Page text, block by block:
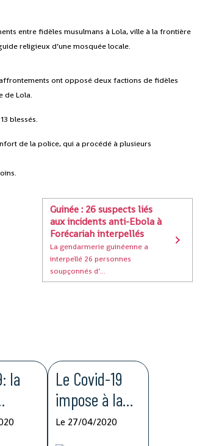
entre fidèles musulmans à Lola, ville à la frontière
religieux d’une mosquée locale.
ont opposé deux factions de fidèles
de Lola.
blessés.
de la police, qui a procédé à plusieurs
Guinée : 26 suspects liés
aux incidents anti-Ebola à
Forécariah interpellés
La gendarmerie guinéenne a
interpellé 26 personnes
soupçonnés d’...
la
le
Le Covid-19
impose à la
Guinée de
nouvelles
Le 27/04/2020